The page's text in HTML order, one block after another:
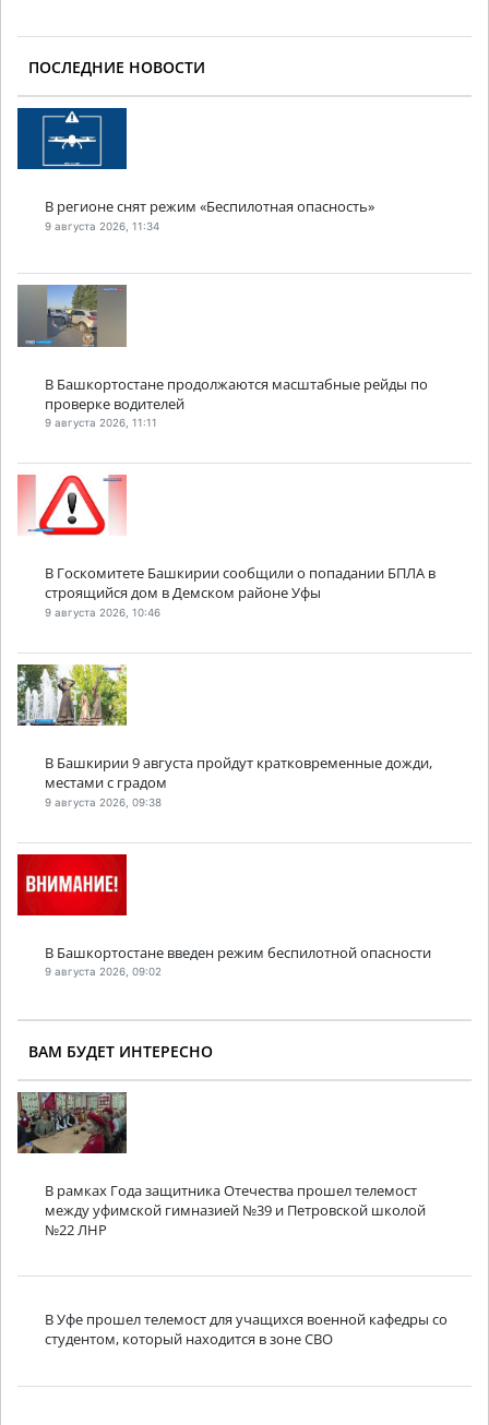
ПОСЛЕДНИЕ НОВОСТИ
В регионе снят режим «Беспилотная опасность»
9 августа 2026, 11:34
В Башкортостане продолжаются масштабные рейды по
проверке водителей
9 августа 2026, 11:11
В Госкомитете Башкирии сообщили о попадании БПЛА в
строящийся дом в Демском районе Уфы
9 августа 2026, 10:46
В Башкирии 9 августа пройдут кратковременные дожди,
местами с градом
9 августа 2026, 09:38
В Башкортостане введен режим беспилотной опасности
9 августа 2026, 09:02
ВАМ БУДЕТ ИНТЕРЕСНО
В рамках Года защитника Отечества прошел телемост
между уфимской гимназией №39 и Петровской школой
№22 ЛНР
В Уфе прошел телемост для учащихся военной кафедры со
студентом, который находится в зоне СВО